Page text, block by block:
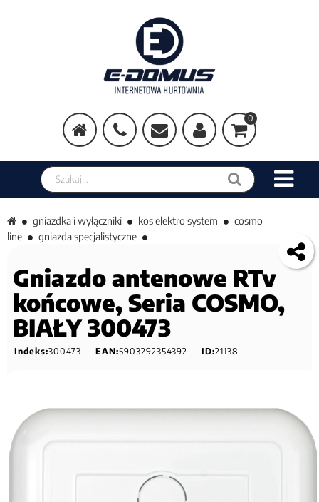
0
Szukaj w sklepie
gniazdka i wyłączniki kos elektro system
cosmo
line
gniazda specjalistyczne
Gniazdo antenowe RTv
końcowe, Seria COSMO,
BIAŁY 300473
Indeks:300473 EAN:5903292354392 ID:21138